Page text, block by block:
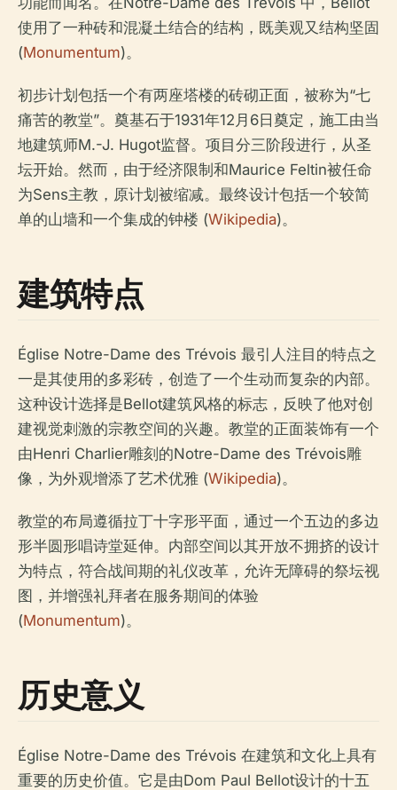
使用了一种砖和混凝土结合的结构，既美观又结构坚固
(Monumentum)。
初步计划包括一个有两座塔楼的砖砌正面，被称为“七
痛苦的教堂”。奠基石于1931年12月6日奠定，施工由当
地建筑师M.-J. Hugot监督。项目分三阶段进行，从圣
坛开始。然而，由于经济限制和Maurice Feltin被任命
为Sens主教，原计划被缩减。最终设计包括一个较简
单的山墙和一个集成的钟楼 (Wikipedia)。
建筑特点
Église Notre-Dame des Trévois 最引人注目的特点之
一是其使用的多彩砖，创造了一个生动而复杂的内部。
这种设计选择是Bellot建筑风格的标志，反映了他对创
建视觉刺激的宗教空间的兴趣。教堂的正面装饰有一个
由Henri Charlier雕刻的Notre-Dame des Trévois雕
像，为外观增添了艺术优雅 (Wikipedia)。
教堂的布局遵循拉丁十字形平面，通过一个五边的多边
形半圆形唱诗堂延伸。内部空间以其开放不拥挤的设计
为特点，符合战间期的礼仪改革，允许无障碍的祭坛视
图，并增强礼拜者在服务期间的体验
(Monumentum)。
历史意义
Église Notre-Dame des Trévois 在建筑和文化上具有
重要的历史价值。它是由Dom Paul Bellot设计的十五